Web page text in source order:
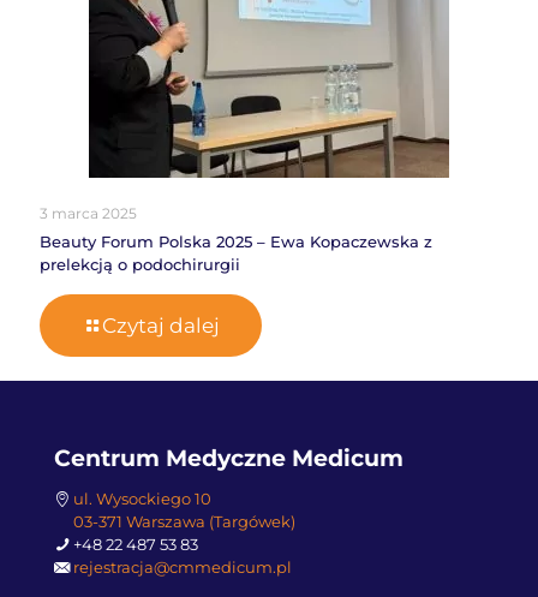
3 marca 2025
Beauty Forum Polska 2025 – Ewa Kopaczewska z
prelekcją o podochirurgii
Czytaj dalej
Centrum Medyczne Medicum
ul. Wysockiego 10
03-371 Warszawa (Targówek)
+48 22 487 53 83
rejestracja@cmmedicum.pl